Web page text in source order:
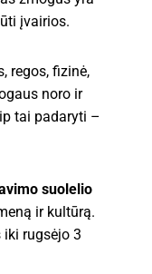
įvairios.
regos, fizinė,
noro ir
tai padaryti –
suolelio
ir kultūrą.
rugsėjo 3